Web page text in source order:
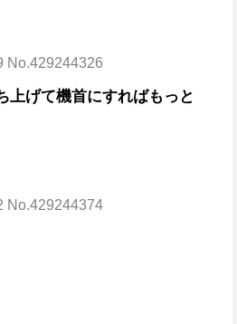
No.429244326
上げて機首にすればもっと
No.429244374